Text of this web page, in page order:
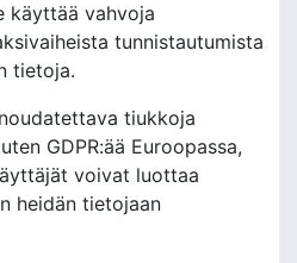
käyttää vahvoja
tunnistautumista
tietoja.
tiukkoja
GDPR:ää Euroopassa,
voivat luottaa
heidän tietojaan